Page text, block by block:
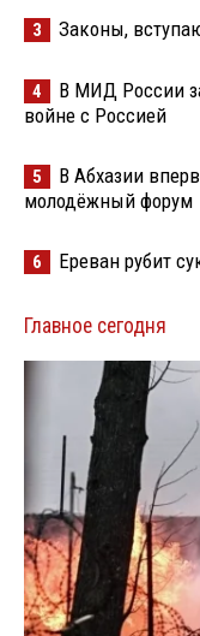
3 Законы,
4
В МИД России
войне с Россией
5
В Абхазии
молодёжный форум
6 Ереван рубит
Главное сегодня